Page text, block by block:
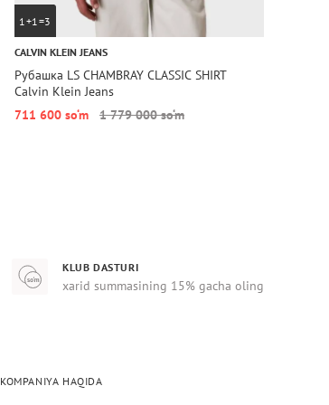
1+1=3
CALVIN KLEIN JEANS
Рубашка LS CHAMBRAY CLASSIC SHIRT
Calvin Klein Jeans
711 600 so‘m
1 779 000 so‘m
KLUB DASTURI
xarid summasining 15% gacha oling
KOMPANIYA HAQIDA